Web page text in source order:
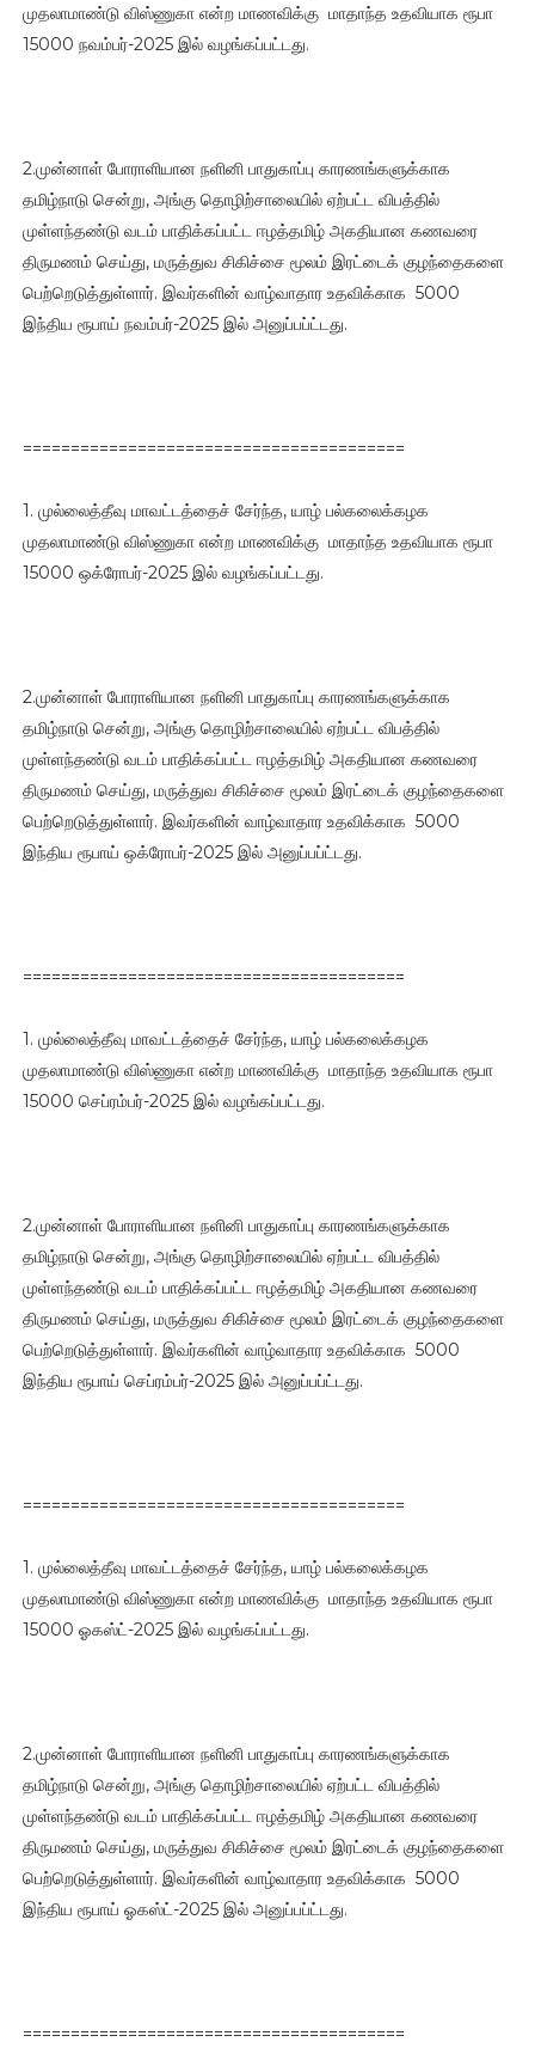
முதலாமாண்டு விஸ்ணுகா என்ற மாணவிக்கு மாதாந்த உதவியாக ரூபா
15000 நவம்பர்-2025 இல் வழங்கப்பட்டது.
2.முன்னாள் போராளியான நளினி பாதுகாப்பு காரணங்களுக்காக
தமிழ்நாடு சென்று, அங்கு தொழிற்சாலையில் ஏற்பட்ட விபத்தில்
முள்ளந்தண்டு வடம் பாதிக்கப்பட்ட ஈழத்தமிழ் அகதியான கணவரை
திருமணம் செய்து, மருத்துவ சிகிச்சை மூலம் இரட்டைக் குழந்தைகளை
பெற்றெடுத்துள்ளார். இவர்களின் வாழ்வாதார உதவிக்காக 5000
இந்திய ரூபாய் நவம்பர்-2025 இல் அனுப்பப்ட்டது.
========================================
1. முல்லைத்தீவு மாவட்டத்தைச் சேர்ந்த, யாழ் பல்கலைக்கழக
முதலாமாண்டு விஸ்ணுகா என்ற மாணவிக்கு மாதாந்த உதவியாக ரூபா
15000 ஒக்ரோபர்-2025 இல் வழங்கப்பட்டது.
2.முன்னாள் போராளியான நளினி பாதுகாப்பு காரணங்களுக்காக
தமிழ்நாடு சென்று, அங்கு தொழிற்சாலையில் ஏற்பட்ட விபத்தில்
முள்ளந்தண்டு வடம் பாதிக்கப்பட்ட ஈழத்தமிழ் அகதியான கணவரை
திருமணம் செய்து, மருத்துவ சிகிச்சை மூலம் இரட்டைக் குழந்தைகளை
பெற்றெடுத்துள்ளார். இவர்களின் வாழ்வாதார உதவிக்காக 5000
இந்திய ரூபாய் ஒக்ரோபர்-2025 இல் அனுப்பப்ட்டது.
========================================
1. முல்லைத்தீவு மாவட்டத்தைச் சேர்ந்த, யாழ் பல்கலைக்கழக
முதலாமாண்டு விஸ்ணுகா என்ற மாணவிக்கு மாதாந்த உதவியாக ரூபா
15000 செப்ரம்பர்-2025 இல் வழங்கப்பட்டது.
2.முன்னாள் போராளியான நளினி பாதுகாப்பு காரணங்களுக்காக
தமிழ்நாடு சென்று, அங்கு தொழிற்சாலையில் ஏற்பட்ட விபத்தில்
முள்ளந்தண்டு வடம் பாதிக்கப்பட்ட ஈழத்தமிழ் அகதியான கணவரை
திருமணம் செய்து, மருத்துவ சிகிச்சை மூலம் இரட்டைக் குழந்தைகளை
பெற்றெடுத்துள்ளார். இவர்களின் வாழ்வாதார உதவிக்காக 5000
இந்திய ரூபாய் செப்ரம்பர்-2025 இல் அனுப்பப்ட்டது.
========================================
1. முல்லைத்தீவு மாவட்டத்தைச் சேர்ந்த, யாழ் பல்கலைக்கழக
முதலாமாண்டு விஸ்ணுகா என்ற மாணவிக்கு மாதாந்த உதவியாக ரூபா
15000 ஓகஸ்ட்-2025 இல் வழங்கப்பட்டது.
2.முன்னாள் போராளியான நளினி பாதுகாப்பு காரணங்களுக்காக
தமிழ்நாடு சென்று, அங்கு தொழிற்சாலையில் ஏற்பட்ட விபத்தில்
முள்ளந்தண்டு வடம் பாதிக்கப்பட்ட ஈழத்தமிழ் அகதியான கணவரை
திருமணம் செய்து, மருத்துவ சிகிச்சை மூலம் இரட்டைக் குழந்தைகளை
பெற்றெடுத்துள்ளார். இவர்களின் வாழ்வாதார உதவிக்காக 5000
இந்திய ரூபாய் ஓகஸ்ட்-2025 இல் அனுப்பப்ட்டது.
========================================